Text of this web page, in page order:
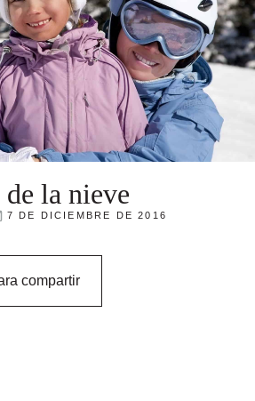
la nieve
7 DE DICIEMBRE DE 2016
compartir